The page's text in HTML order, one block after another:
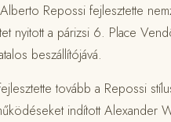
Repossi fejlesztette
nyitott a párizsi 6. Place
beszállítójává.
tovább a Repossi
indított Alexander